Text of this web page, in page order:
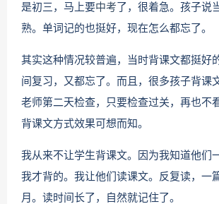
是初三，马上要中考 了，很着急。孩子说
熟。单词记的也挺好，现在怎么都忘了。
其实这种情况较普遍，当时背课文都挺好
间复习，又都忘了。而且，很多孩子背课
老师第二天检查，只要检查过关，再也不
背课文方式效果可想而知。
我从来不让学生背课文。因为我知道他们
我才背的。我让他们读课文。反复读，一
月。读时间长了，自然就记住了。